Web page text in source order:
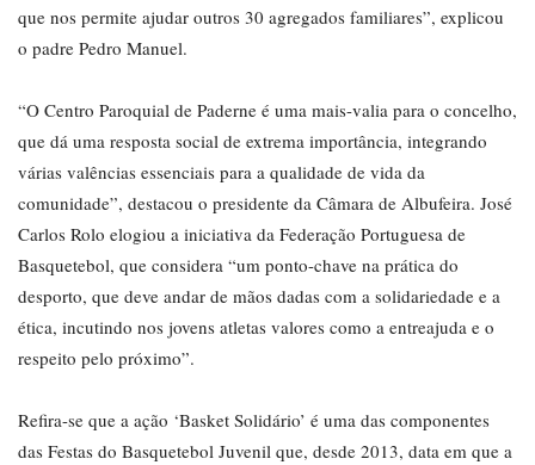
que nos permite ajudar outros 30 agregados familiares”, explicou
o padre Pedro Manuel.
“O Centro Paroquial de Paderne é uma mais-valia para o concelho,
que dá uma resposta social de extrema importância, integrando
várias valências essenciais para a qualidade de vida da
comunidade”, destacou o presidente da Câmara de Albufeira. José
Carlos Rolo elogiou a iniciativa da Federação Portuguesa de
Basquetebol, que considera “um ponto-chave na prática do
desporto, que deve andar de mãos dadas com a solidariedade e a
ética, incutindo nos jovens atletas valores como a entreajuda e o
respeito pelo próximo”.
Refira-se que a ação ‘Basket Solidário’ é uma das componentes
das Festas do Basquetebol Juvenil que, desde 2013, data em que a